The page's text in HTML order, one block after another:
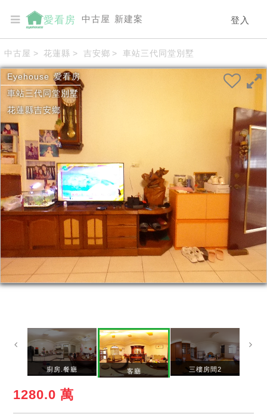
愛看房 登入
中古屋 新建案
中古屋 > 花蓮縣 > 吉安鄉 > 車站三代同堂別墅
Eyehouse 愛看房
車站三代同堂別墅
花蓮縣吉安鄉
廚房.餐廳 客廳 三樓房間2
1280.0 萬